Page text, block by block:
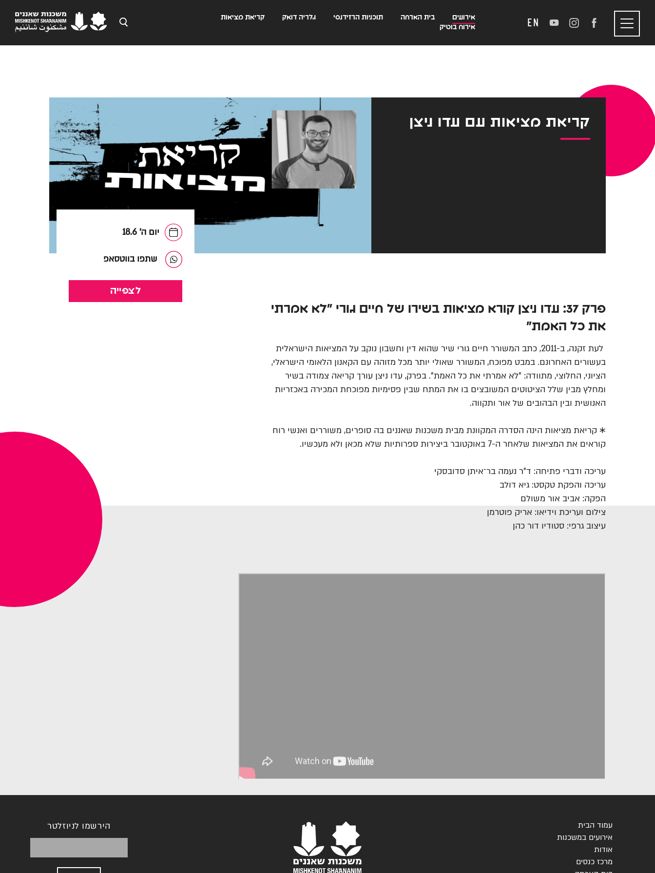
אירועים בית הארחה תוכניות הרזידנסי גלריה דואק
קריאת מציאות
אירוח בוטיק
Toggle
navigation
EN
קריאת מציאות עם עדו ניצן
יום ה' 18.6
שתפו בווטסאפ
לצפייה
פרק 37: עדו ניצן קורא מציאות בשירו של חיים גורי "לא אמרתי
את כל האמת"
לעת זקנה, ב-2011, כתב המשורר חיים גורי שיר שהוא דין וחשבון נוקב על המציאות הישראלית
בעשורים האחרונם. במבט מפוכח, המשורר שאולי יותר מכל מזוהה עם הקאנון הלאומי הישראלי,
הציוני, החלוצי, מתוודה: "לא אמרתי את כל האמת". בפרק, עדו ניצן עורך קריאה צמודה בשיר
ומחלץ מבין שלל הציטוטים המשובצים בו את המתח שבין פסימיות מפוכחת המכירה באכזריות
האנושית ובין הבהובים של אור ותקווה.
✱ קריאת מציאות הינה הסדרה המקוונת מבית משכנות שאננים בה סופרים, משוררים ואנשי רוח
קוראים את המציאות שלאחר ה-7 באוקטובר ביצירות ספרותיות שלא מכאן ולא מעכשיו.
עריכה ודברי פתיחה: ד"ר נעמה בר־איתן סדובסקי
עריכה והפקת טקסט: גיא דולב
הפקה: אביב אור משולם
צילום ועריכת וידיאו: אריק פוטרמן
עיצוב גרפי: סטודיו דור כהן
הירשמו לניוזלטר
עמוד הבית
אירועים במשכנות
אודות
מרכז כנסים